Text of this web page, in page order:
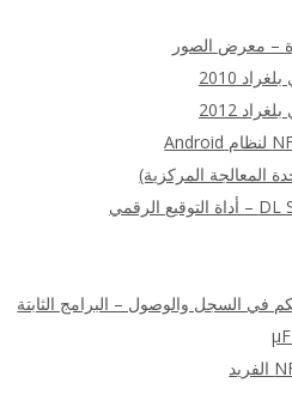
الصور
المركزية)
والوصول – البرامج الثابتة